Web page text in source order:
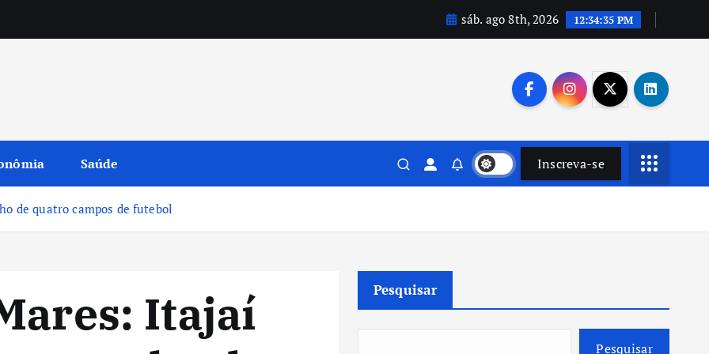
sáb. ago 8th, 2026 12:34:36 PM
Saúde Inscreva-se
de quatro campos de futebol
Itajaí
Pesquisar
Pesquisar